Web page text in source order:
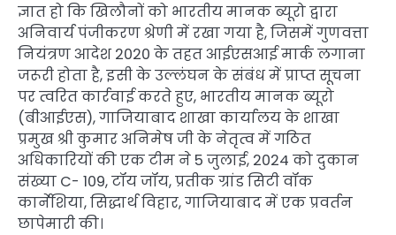
ज्ञात हो कि खिलौनों को भारतीय मानक ब्यूरो द्वारा
अनिवार्य पंजीकरण श्रेणी में रखा गया है, जिसमें गुणवत्ता
नियंत्रण आदेश 2020 के तहत आईएसआई मार्क लगाना
जरूरी होता है, इसी के उल्लंघन के संबंध में प्राप्त सूचना
पर त्वरित कार्रवाई करते हुए, भारतीय मानक ब्यूरो
(बीआईएस), गाजियाबाद शाखा कार्यालय के शाखा
प्रमुख श्री कुमार अनिमेष जी के नेतृत्व में गठित
अधिकारियों की एक टीम ने 5 जुलाई, 2024 को दुकान
संख्या C- 109, टॉय जॉय, प्रतीक ग्रांड सिटी वॉक
कार्नेशिया, सिद्धार्थ विहार, गाजियाबाद में एक प्रवर्तन
छापेमारी की।